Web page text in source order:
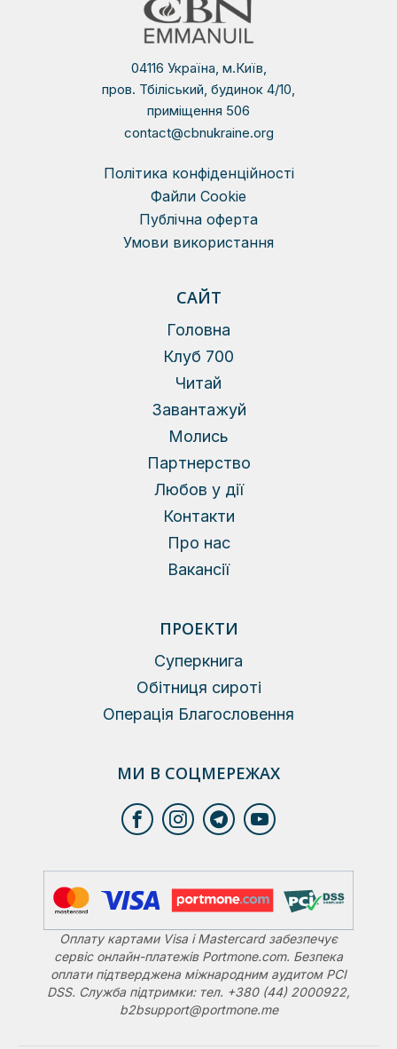
04116 Україна, м.Київ,
пров. Тбіліський, будинок 4/10,
приміщення 506
contact@cbnukraine.org
Політика конфіденційності
Файли Сookie
Публічна оферта
Умови використання
САЙТ
Головна
Клуб 700
Читай
Завантажуй
Молись
Партнерство
Любов у дії
Контакти
Про нас
Вакансії
ПРОЕКТИ
Суперкнига
Обітниця сироті
Операція Благословення
МИ В СОЦМЕРЕЖАХ
Оплату картами Visa і Mastercard забезпечує
сервіс онлайн-платежів Portmone.com. Безпека
оплати підтверджена міжнародним аудитом PCI
DSS. Служба підтримки: тел. +380 (44) 2000922,
b2bsupport@portmone.me